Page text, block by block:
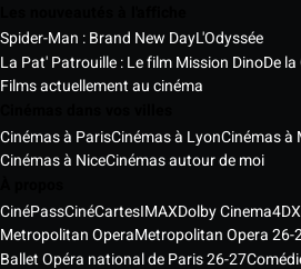
Spider-Man : Brand New DayL'Odyssée
La Pat' Patrouille : Le film Mission DinoDe
Films actuellement au cinéma
Cinémas à ParisCinémas à LyonCinémas à
Cinémas à NiceCinémas autour de moi
CinéPassCinéCartesIMAXDolby Cinema4DX
Metropolitan OperaMetropolitan Opera 26-
Ballet Opéra national de Paris 26-27